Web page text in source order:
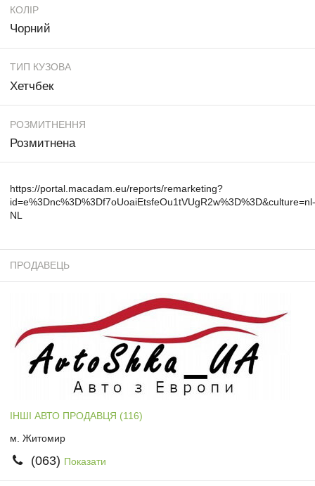
КОЛІР
Чорний
ТИП КУЗОВА
Хетчбек
РОЗМИТНЕННЯ
Розмитнена
https://portal.macadam.eu/reports/remarketing?
id=e%3Dnc%3D%3Df7oUoaiEtsfeOu1tVUgR2w%3D%3D&culture=nl-
NL
ПРОДАВЕЦЬ
ІНШІ АВТО ПРОДАВЦЯ (116)
м. Житомир
(063) Показати